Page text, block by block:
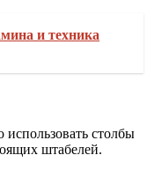
и техника
столбы
штабелей.